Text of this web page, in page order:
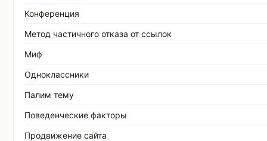
Конференция
Метод частичного отказа от ссылок
Миф
Одноклассники
Палим тему
Поведенческие факторы
Продвижение сайта